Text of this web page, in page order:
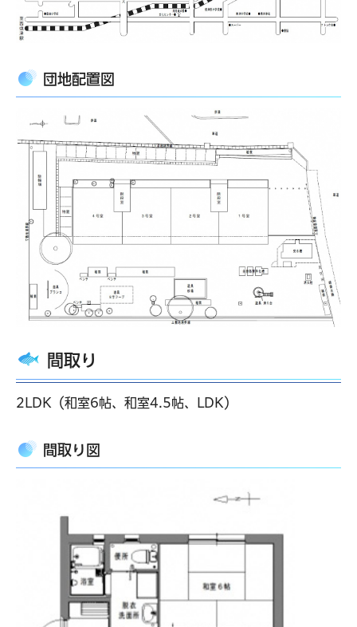
団地配置図
間取り
2LDK（和室6帖、和室4.5帖、LDK）
間取り図